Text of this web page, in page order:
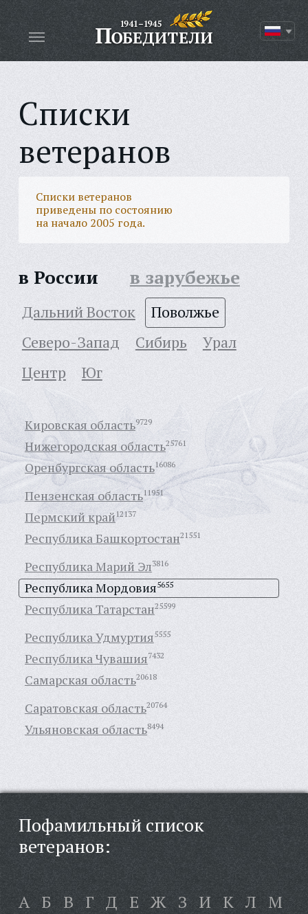
Списки
ветеранов
Списки ветеранов
приведены по состоянию
на начало 2005 года.
в России в зарубежье
Дальний Восток
Поволжье
Северо-Запад
Сибирь
Урал
Центр
Юг
Кировская область9729
Нижегородская область25761
Оренбургская область16086
Пензенская область11951
Пермский край 12137
Республика Башкортостан21551
Республика Марий Эл3816
Республика Мордовия5655
Республика Татарстан25599
Республика Удмуртия5555
Республика Чувашия7432
Самарская область20618
Саратовская область20764
Ульяновская область8494
Пофамильный список
ветеранов:
А Б В Г Д Е Ж З И К Л М